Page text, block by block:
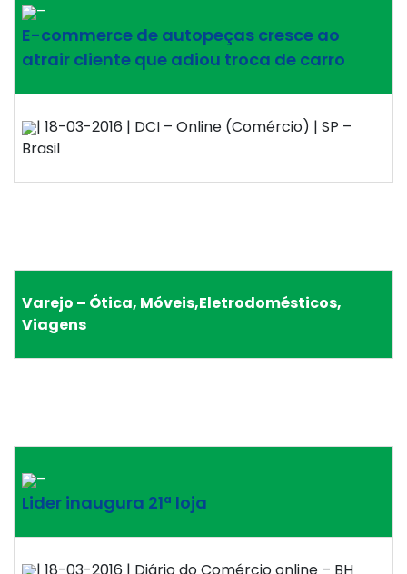
–
E-commerce de autopeças cresce ao
atrair cliente que adiou troca de carro
| 18-03-2016 | DCI – Online (Comércio) | SP –
Brasil
Varejo – Ótica, Móveis,Eletrodomésticos,
Viagens
–
Lider inaugura 21ª loja